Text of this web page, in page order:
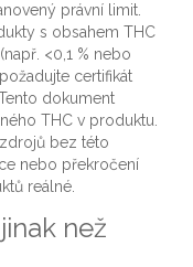
právní limit.
s obsahem THC
<0,1 % nebo
certifikát
dokument
THC v produktu.
bez této
nebo překročení
reálné.
než